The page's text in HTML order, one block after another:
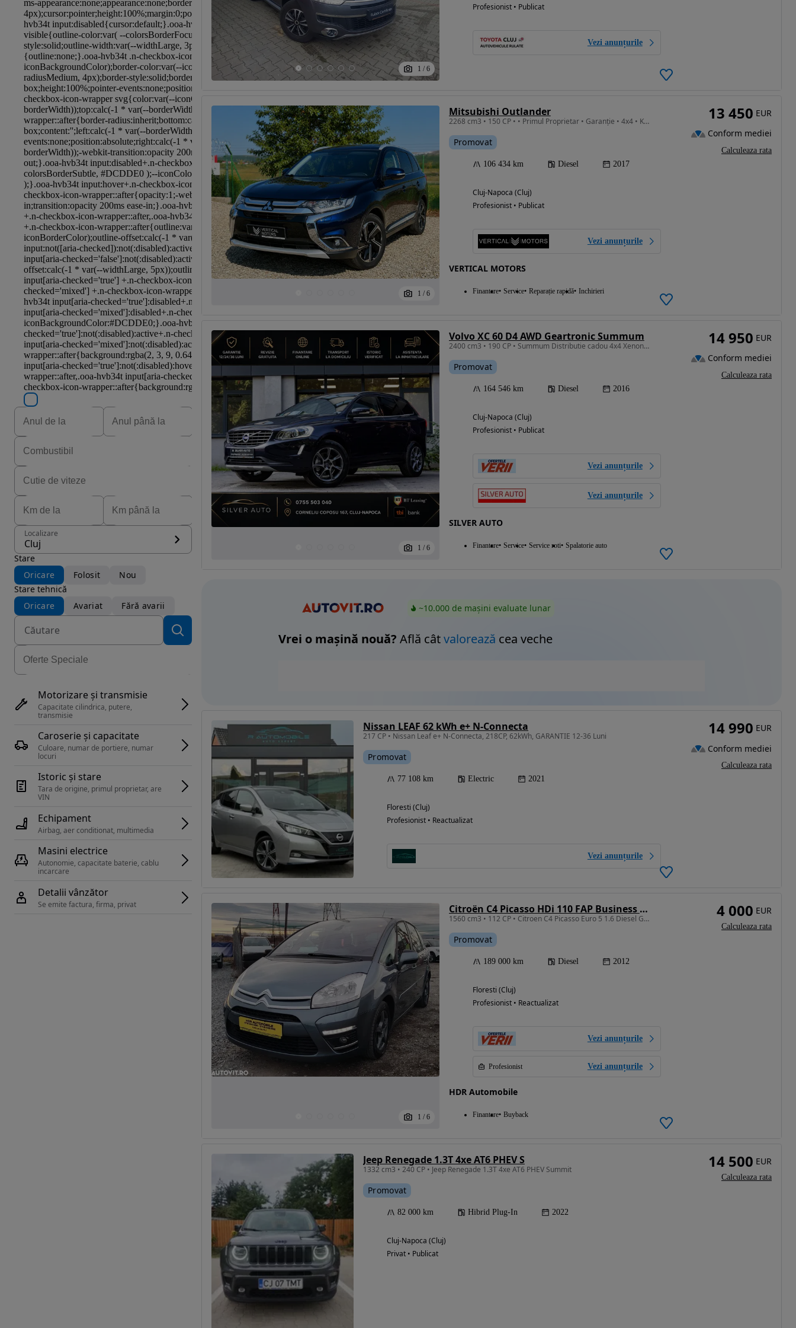
finantare
Localizare
Cluj
Stare
Oricare
Folosit
Nou
Stare tehnică
Oricare
Avariat Fără avarii
Motorizare și transmisie
Capacitate cilindrica, putere,
transmisie
Caroserie și capacitate
Culoare, numar de portiere, numar
locuri
Istoric și stare
Tara de origine, primul proprietar, are
Echipament
Airbag, aer conditionat, multimedia
Masini electrice
Autonomie, capacitate baterie, cablu
Detalii vânzător
Se emite factura, firma, privat
1 / 6
Profesionist • Publicat
Vezi anunțurile
1 / 6
Mitsubishi Outlander
2268 cm3 • 150 CP • • Primul Proprietar • Garanție • 4x4 • Km Certificați • Service Nou
Promovat
106 434 km Diesel 2017
Cluj-Napoca (Cluj)
Profesionist • Publicat
Vezi anunțurile
VERTICAL MOTORS
Finantare Service Reparație rapidă Inchirieri
13 450 EUR
Conform mediei
Calculeaza rata
1 / 6
Volvo XC 60 D4 AWD Geartronic Summum
2400 cm3 • 190 CP • Summum Distributie cadou 4x4 Xenon RATE Garantie
Promovat
164 546 km Diesel 2016
Cluj-Napoca (Cluj)
Profesionist • Publicat
Vezi anunțurile
Vezi anunțurile
SILVER AUTO
Finantare Service Service roti Spalatorie auto
14 950 EUR
Conform mediei
Calculeaza rata
~10.000 de mașini evaluate lunar
Vrei o mașină nouă? Află câtvalorează cea veche
Nissan LEAF 62 kWh e+ N-Connecta
217 CP • Nissan Leaf e+ N-Connecta, 218CP, 62kWh, GARANTIE 12-36 Luni
Promovat
77 108 km Electric 2021
Floresti (Cluj)
Profesionist • Reactualizat
Vezi anunțurile
14 990 EUR
Conform mediei
Calculeaza rata
1 / 6
Citroën C4 Picasso HDi 110 FAP Business Class
1560 cm3 • 112 CP • Citroen C4 Picasso Euro 5 1.6 Diesel Garantie/Rate
Promovat
189 000 km Diesel 2012
Floresti (Cluj)
Profesionist • Reactualizat
Vezi anunțurile
Profesionist Vezi anunțurile
HDR Automobile
Finantare Buyback
4 000 EUR
Calculeaza rata
Jeep Renegade 1.3T 4xe AT6 PHEV S
1332 cm3 • 240 CP • Jeep Renegade 1.3T 4xe AT6 PHEV Summit
Promovat
82 000 km Hibrid Plug-In 2022
Cluj-Napoca (Cluj)
Privat • Publicat
14 500 EUR
Calculeaza rata